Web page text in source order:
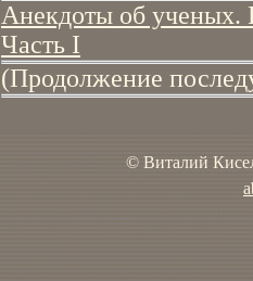
Анекдоты об
Часть I
(Продолжение
© Виталий